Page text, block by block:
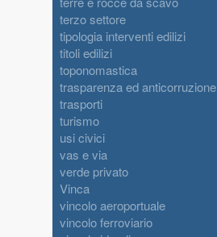
terzo settore
tipologia interventi edilizi
titoli edilizi
toponomastica
trasparenza ed anticorruzione
trasporti
turismo
usi civici
vas e via
verde privato
Vinca
vincolo aeroportuale
vincolo ferroviario